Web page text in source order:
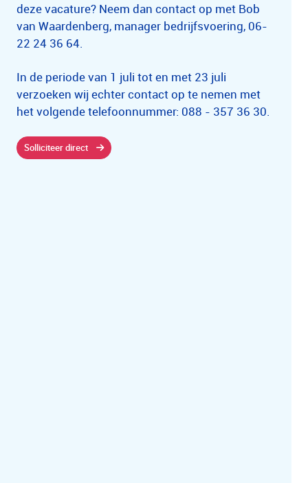
deze vacature? Neem dan contact op met Bob
van Waardenberg, manager bedrijfsvoering, 06-
22 24 36 64.
In de periode van 1 juli tot en met 23 juli
verzoeken wij echter contact op te nemen met
het volgende telefoonnummer: 088 - 357 36 30.
Solliciteer direct